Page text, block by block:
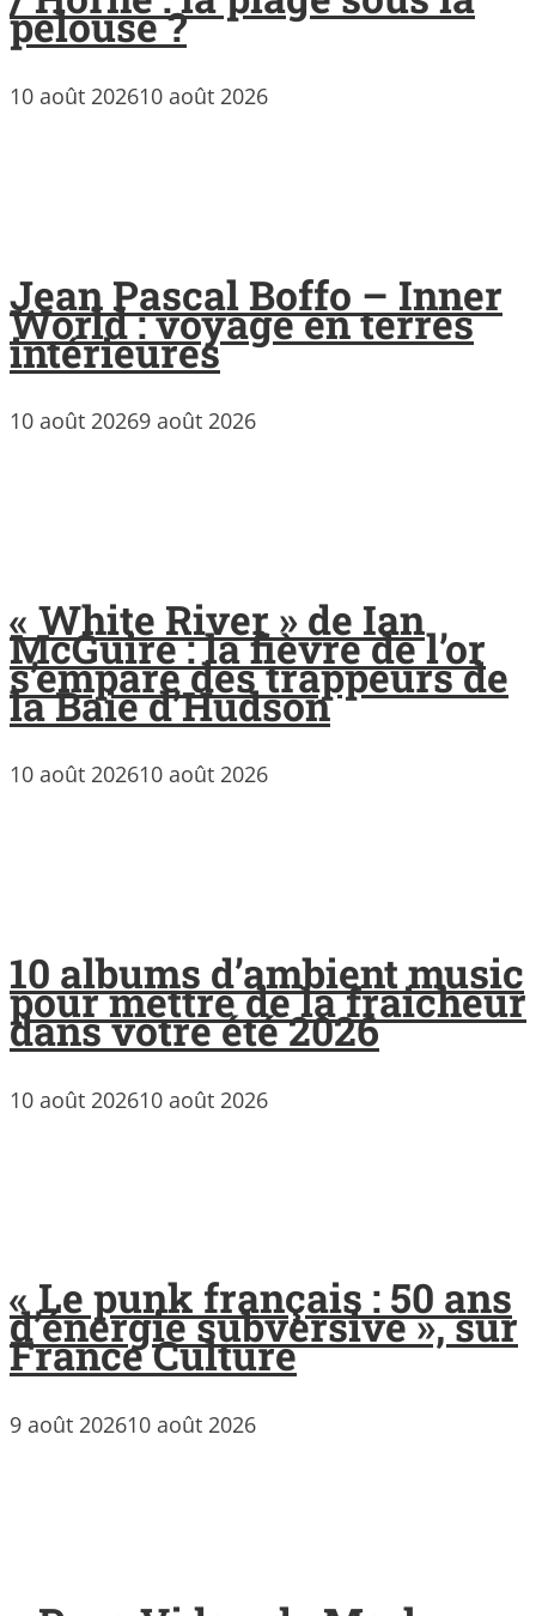
pelouse ?
10 août 202610 août 2026
Jean Pascal Boffo – Inner
World : voyage en terres
intérieures
10 août 20269 août 2026
« White River » de Ian
McGuire : la fièvre de l’or
s’empare des trappeurs de
la Baie d’Hudson
10 août 202610 août 2026
10 albums d’ambient music
pour mettre de la fraicheur
dans votre été 2026
10 août 202610 août 2026
« Le punk français : 50 ans
d’énergie subversive », sur
France Culture
9 août 202610 août 2026